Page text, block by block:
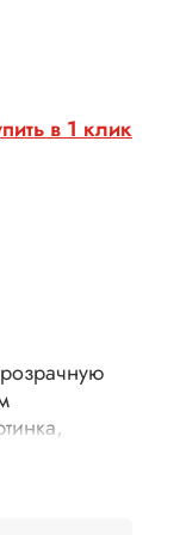
в 1 клик
бумагой